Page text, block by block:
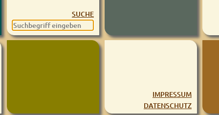
SUCHE
IMPRESSUM
DATENSCHUTZ